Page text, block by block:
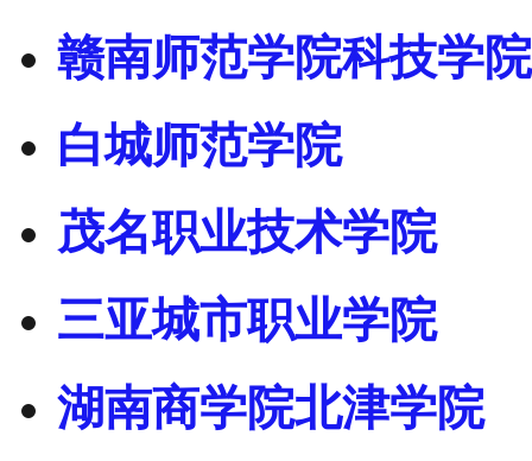
赣南师范学院科技学院
白城师范学院
茂名职业技术学院
三亚城市职业学院
湖南商学院北津学院